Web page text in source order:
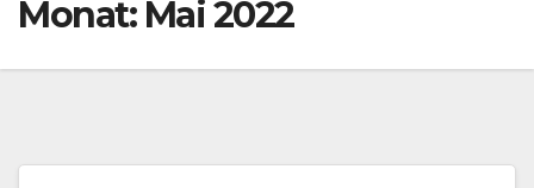
Monat: Mai 2022